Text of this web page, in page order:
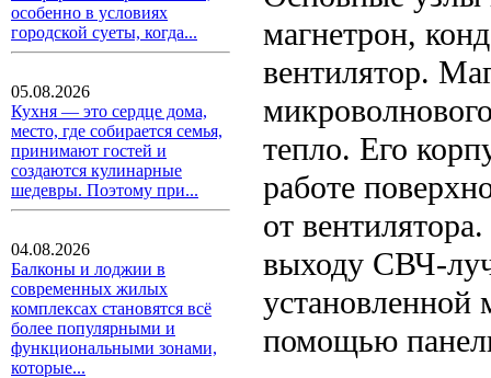
особенно в условиях
городской суеты, когда...
05.08.2026
Кухня — это сердце дома,
место, где собирается семья,
принимают гостей и
создаются кулинарные
шедевры. Поэтому при...
04.08.2026
Балконы и лоджии в
современных жилых
комплексах становятся всё
более популярными и
функциональными зонами,
которые...
магнетрон,
вентилятор.
тепло. Его
работе
от
выходу СВЧ-
установленной
помощью